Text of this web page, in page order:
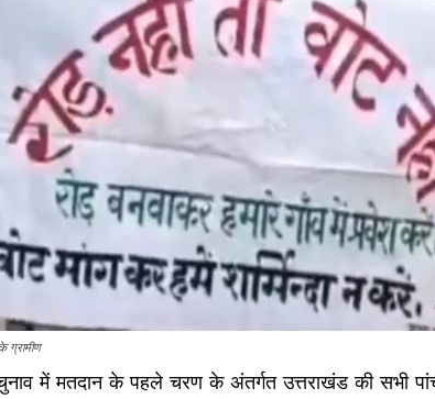
ग्रामीण
में मतदान के पहले चरण के अंतर्गत उत्तराखंड की सभी